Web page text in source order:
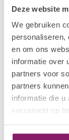
Deze website
We gebruiken
personaliseren,
en om ons
informatie over
partners voor
partners
informatie die u
verzameld op
Gel
Pink
In stock
In stock